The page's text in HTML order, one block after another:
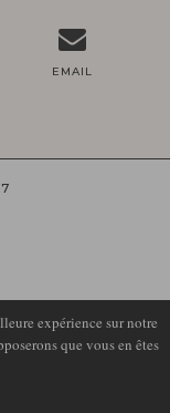
EMAIL
expérience sur notre
que vous en êtes